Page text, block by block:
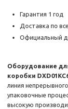
Гарантия 1 год
Доставка по
Официальный
Оборудование
коробки
линия
упаковочные
высокую